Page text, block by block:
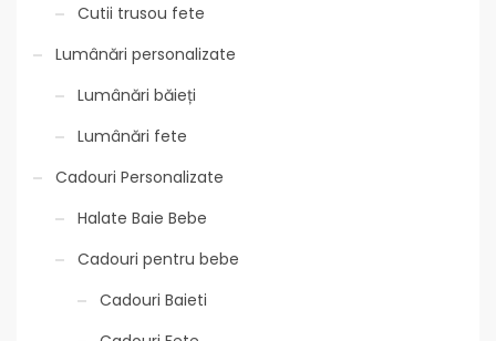
Cutii trusou fete
Lumânări personalizate
Lumânări băieți
Lumânări fete
Cadouri Personalizate
Halate Baie Bebe
Cadouri pentru bebe
Cadouri Baieti